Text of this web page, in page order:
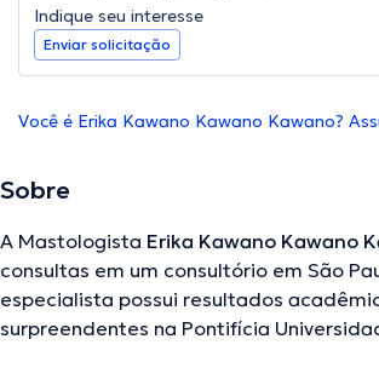
Indique seu interesse
Enviar solicitação
Você é Erika Kawano Kawano Kawano?
Sobre
A Mastologista Erika Kawano Kawano
consultas em um consultório em São
especialista possui resultados
surpreendentes na Pontifícia